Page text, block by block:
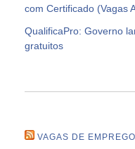
com Certificado (Vagas
QualificaPro: Governo
gratuitos
VAGAS DE